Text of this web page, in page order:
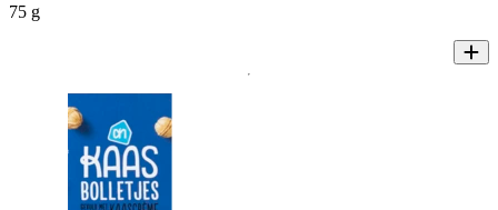
75 g